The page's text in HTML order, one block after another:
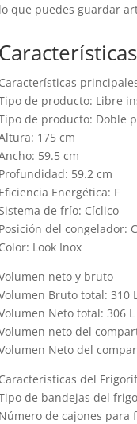
lo que puedes guardar
Características
de producto: Libre
de producto: Doble
175 cm
59.5 cm
Profundidad: 59.2 cm
Eficiencia Energética: F
de frío: Cíclico
Posición del congelador:
Color: Look Inox
neto y bruto
Bruto total: 310
Neto total: 306 L
neto del
Neto del
Características del
de bandejas del
Número de cajones para